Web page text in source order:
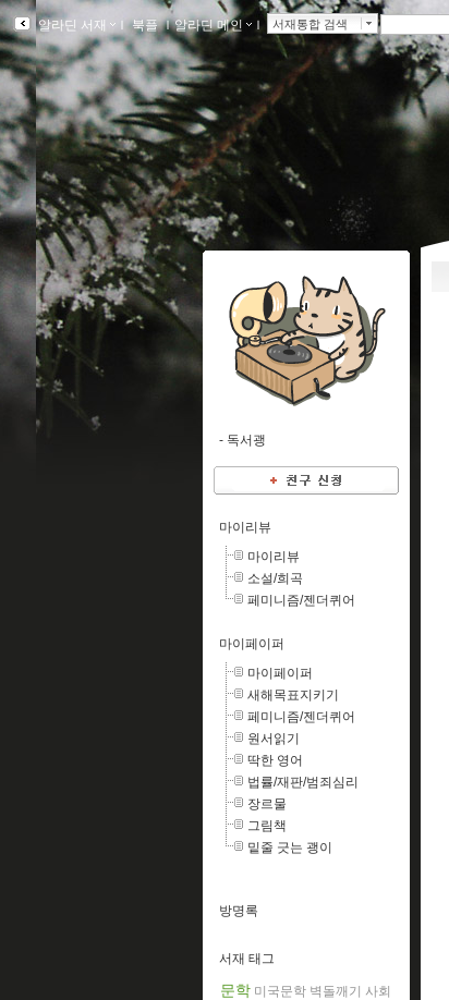
알라딘 서재 ｌ북플ｌ알라딘 메인 ｌ 서재통합 검색
- 독서괭
마이리뷰
마이리뷰
소설/희곡
페미니즘/젠더퀴어
마이페이퍼
마이페이퍼
새해목표지키기
페미니즘/젠더퀴어
원서읽기
딱한 영어
법률/재판/범죄심리
장르물
그림책
밑줄 긋는 괭이
방명록
서재 태그
문학 미국문학 벽돌깨기
사회